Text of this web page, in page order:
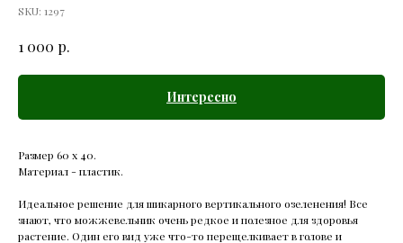
SKU: 1297
1 000 р.
Интересно
Размер 60 х 40.
Материал - пластик.
Идеальное решение для шикарного вертикального озеленения! Все
знают, что можжевельник очень редкое и полезное для здоровья
растение. Один его вид уже что-то перещелкивает в голове и